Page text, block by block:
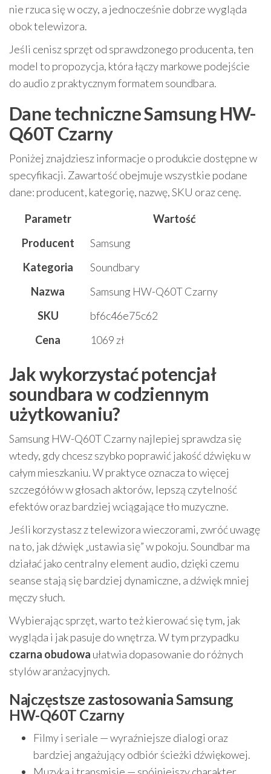
nie rzuca się w oczy, a jednocześnie dobrze wygląda
obok telewizora.
Jeśli cenisz sprzęt od sprawdzonego producenta, ten
model to propozycja, która łączy markowe podejście
do audio z praktycznym formatem soundbara.
Dane techniczne Samsung HW-
Q60T Czarny
Poniżej znajdziesz informacje o produkcie dostępne w
specyfikacji. Zawartość obejmuje wszystkie podane
dane: producent, kategorię, nazwę, SKU oraz cenę.
Parametr
Wartość
Producent
Samsung
Kategoria
Soundbary
Nazwa
Samsung HW-Q60T Czarny
SKU
bf6c46e75c62
Cena
1069 zł
Jak wykorzystać potencjał
soundbara w codziennym
użytkowaniu?
Samsung HW-Q60T Czarny najlepiej sprawdza się
wtedy, gdy chcesz szybko poprawić jakość dźwięku w
całym mieszkaniu. W praktyce oznacza to więcej
szczegółów w głosach aktorów, lepszą czytelność
efektów oraz bardziej wciągające tło muzyczne.
Jeśli korzystasz z telewizora wieczorami, zwróć uwagę
na to, jak dźwięk „ustawia się” w pokoju. Soundbar ma
działać jako centralny element audio, dzięki czemu
seanse stają się bardziej dynamiczne, a dźwięk mniej
męczy słuch.
Wybierając sprzęt, warto też kierować się tym, jak
wygląda i jak pasuje do wnętrza. W tym przypadku
czarna obudowa ułatwia dopasowanie do różnych
stylów aranżacyjnych.
Najczęstsze zastosowania Samsung
HW-Q60T Czarny
Filmy i seriale — wyraźniejsze dialogi oraz
bardziej angażujący odbiór ścieżki dźwiękowej.